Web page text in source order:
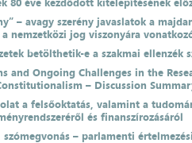
– avagy szerény javaslatok a
nemzetközi jog viszonyára
betölthetik-e a szakmai ellenzék
and Ongoing Challenges in the
– Discussion
a felsőoktatás, valamint a
és finanszírozásáról
szómegvonás – parlamenti